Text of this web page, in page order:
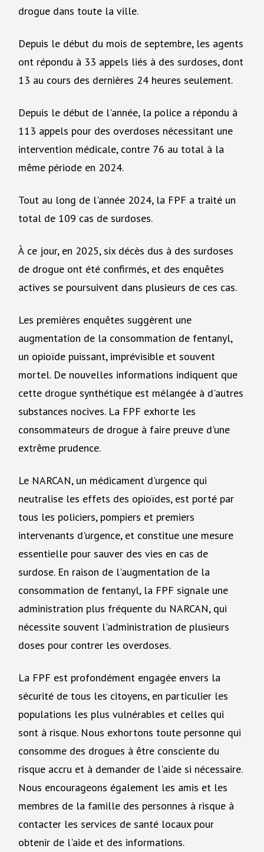
drogue dans toute la ville.
Depuis le début du mois de septembre, les agents
ont répondu à 33 appels liés à des surdoses, dont
13 au cours des dernières 24 heures seulement.
Depuis le début de l'année, la police a répondu à
113 appels pour des overdoses nécessitant une
intervention médicale, contre 76 au total à la
même période en 2024.
Tout au long de l'année 2024, la FPF a traité un
total de 109 cas de surdoses.
À ce jour, en 2025, six décès dus à des surdoses
de drogue ont été confirmés, et des enquêtes
actives se poursuivent dans plusieurs de ces cas.
Les premières enquêtes suggèrent une
augmentation de la consommation de fentanyl,
un opioïde puissant, imprévisible et souvent
mortel. De nouvelles informations indiquent que
cette drogue synthétique est mélangée à d'autres
substances nocives. La FPF exhorte les
consommateurs de drogue à faire preuve d'une
extrême prudence.
Le NARCAN, un médicament d'urgence qui
neutralise les effets des opioïdes, est porté par
tous les policiers, pompiers et premiers
intervenants d'urgence, et constitue une mesure
essentielle pour sauver des vies en cas de
surdose. En raison de l'augmentation de la
consommation de fentanyl, la FPF signale une
administration plus fréquente du NARCAN, qui
nécessite souvent l'administration de plusieurs
doses pour contrer les overdoses.
La FPF est profondément engagée envers la
sécurité de tous les citoyens, en particulier les
populations les plus vulnérables et celles qui
sont à risque. Nous exhortons toute personne qui
consomme des drogues à être consciente du
risque accru et à demander de l'aide si nécessaire.
Nous encourageons également les amis et les
membres de la famille des personnes à risque à
contacter les services de santé locaux pour
obtenir de l'aide et des informations.